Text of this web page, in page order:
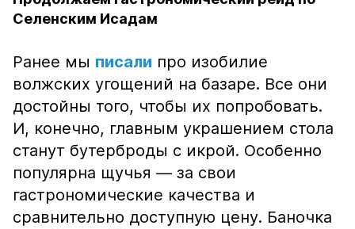
Селенским Исадам
Ранее мы писали про изобилие
волжских угощений на базаре. Все они
достойны того, чтобы их попробовать.
И, конечно, главным украшением стола
станут бутерброды с икрой. Особенно
популярна щучья — за свои
гастрономические качества и
сравнительно доступную цену. Баночка